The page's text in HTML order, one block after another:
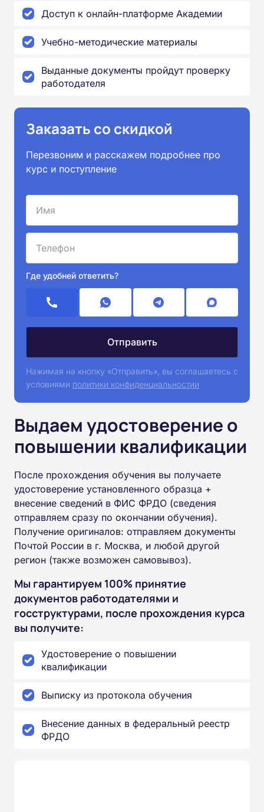
Доступ к онлайн-платформе Академии
Учебно-методические материалы
Выданные документы пройдут проверку
работодателя
Заказать со скидкой
Перезвоним и расскажем подробнее про
курс и поступление
Где удобней ответить?
Нажимая на кнопку «Отправить», вы соглашаетесь с
условиями политики конфиденциальностии
Выдаем удостоверение о
повышении квалификации
После прохождения обучения вы получаете
удостоверение установленного образца +
внесение сведений в ФИС ФРДО (сведения
отправляем сразу по окончании обучения).
Получение оригиналов: отправляем документы
Почтой России в г. Москва, и любой другой
регион (также возможен самовывоз).
Мы гарантируем 100% принятие
документов работодателями и
госструктурами, после прохождения курса
вы получите:
Удостоверение о повышении
квалификации
Выписку из протокола обучения
Внесение данных в федеральный реестр
ФРДО